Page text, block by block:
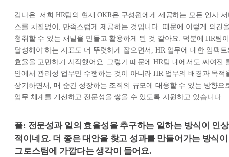
김나은: 저희 HR팀의 현재 OKR은 구성원에게 제공하는 모든 인사
스를 차질없이, 만족스럽게 제공하는 것입니다. 때문에 이렇게 의견
청취할 수 있는 채널을 만들고 활용하게 된 것 같아요. 덕분에 HR팀이
달성해야 하는 지표도 더 뚜렷하게 잡으면서, HR 업무에 대한 임팩트
효율을 고민하기 시작했어요. 그렇기 때문에 HR팀 내에서도 짜여진
안에서 관리성 업무만 수행하는 것이 아니라 HR 업무의 배경과 목적
상기하면서, 매 순간 성장하는 조직의 규모에 대응할 수 있는 방향으
업무 체계를 개선하고 전문성을 쌓을 수 있도록 지원하고 있습니다.
플: 전문성과 일의 효율성을 추구하는 일하는 방식이 인상
적이네요. 더 좋은 대안을 찾고 성과를 만들어가는 방식이
그로스팀에 가깝다는 생각이 들어요.